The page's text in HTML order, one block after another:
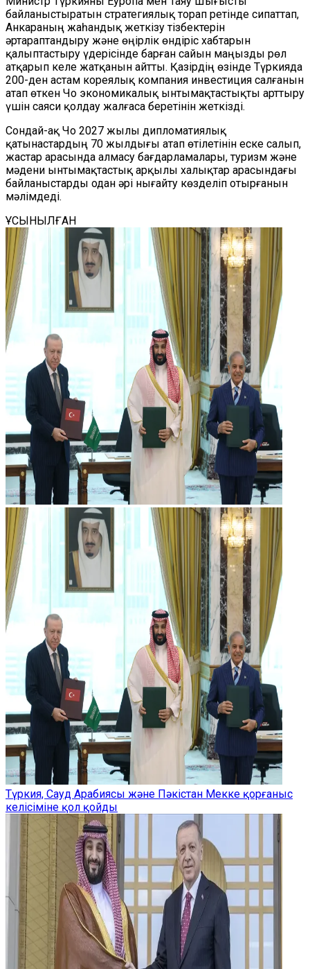
байланыстыратын стратегиялық торап ретінде сипаттап,
Анкараның жаһандық жеткізу тізбектерін
әртараптандыру және өңірлік өндіріс хабтарын
қалыптастыру үдерісінде барған сайын маңызды рөл
атқарып келе жатқанын айтты. Қазірдің өзінде Түркияда
200-ден астам кореялық компания инвестиция салғанын
атап өткен Чо экономикалық ынтымақтастықты арттыру
үшін саяси қолдау жалғаса беретінін жеткізді.
Сондай-ақ Чо 2027 жылы дипломатиялық
қатынастардың 70 жылдығы атап өтілетінін еске салып,
жастар арасында алмасу бағдарламалары, туризм және
мәдени ынтымақтастық арқылы халықтар арасындағы
байланыстарды одан әрі нығайту көзделіп отырғанын
мәлімдеді.
ҰСЫНЫЛҒАН
Түркия, Сауд Арабиясы және Пәкістан Мекке қорғаныс
келісіміне қол қойды